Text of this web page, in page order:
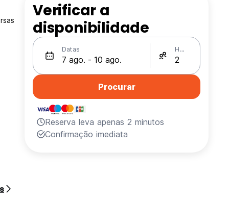
Verificar a
disponibilidade
Datas Hóspedes
Procurar
Reserva leva apenas 2 minutos
Confirmação imediata